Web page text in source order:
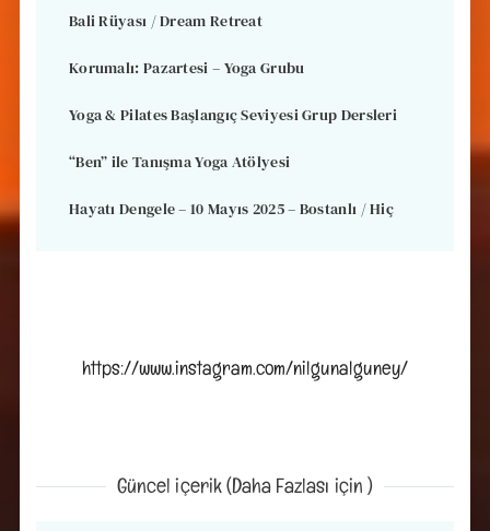
Bali Rüyası / Dream Retreat
Korumalı: Pazartesi – Yoga Grubu
Yoga & Pilates Başlangıç Seviyesi Grup Dersleri
“Ben” ile Tanışma Yoga Atölyesi
Hayatı Dengele – 10 Mayıs 2025 – Bostanlı / Hiç
https://www.instagram.com/nilgunalguney/
Güncel içerik (Daha Fazlası için )